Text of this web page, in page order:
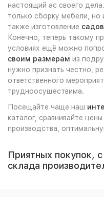
настоящий ас своего
только сборку мебели, но
также изготовление
Конечно, теперь такому
условиях ещё можно
своим размерам из
нужно признать честно,
ответственного
трудноосуществима.
Посещайте чаще наш
каталог, сравнивайте
производства,
Приятных покупок,
склада